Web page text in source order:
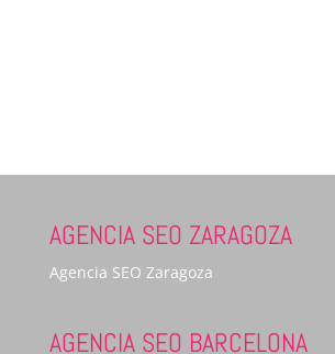
AGENCIA SEO ZARAGOZA
Agencia SEO Zaragoza
AGENCIA SEO BARCELONA